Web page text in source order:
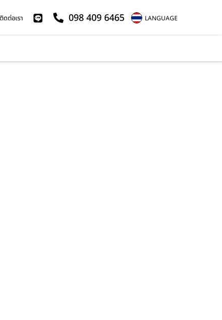
ติดต่อเรา 098 409 6465 LANGUAGE